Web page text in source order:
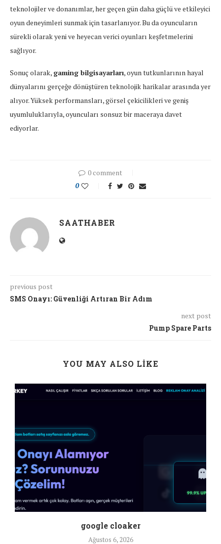
teknolojiler ve donanımlar, her geçen gün daha güçlü ve etkileyici
oyun deneyimleri sunmak için tasarlanıyor. Bu da oyuncuların
sürekli olarak yeni ve heyecan verici oyunları keşfetmelerini
sağlıyor.
Sonuç olarak, gaming bilgisayarları, oyun tutkunlarının hayal
dünyalarını gerçeğe dönüştüren teknolojik harikalar arasında yer
alıyor. Yüksek performansları, görsel çekicilikleri ve geniş
uyumluluklarıyla, oyuncuları sonsuz bir maceraya davet
ediyorlar.
0 comment
0
SAATHABER
previous post
SMS Onayı: Güvenliği Artıran Bir Adım
next post
Pump Spare Parts
YOU MAY ALSO LIKE
google cloaker
Ağustos 6, 2026